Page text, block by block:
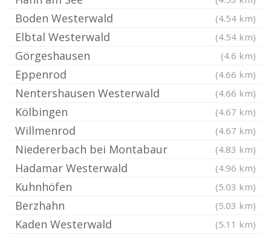
Boden Westerwald (4.54 km)
Elbtal Westerwald (4.54 km)
Görgeshausen (4.6 km)
Eppenrod (4.66 km)
Nentershausen Westerwald (4.66 km)
Kölbingen (4.67 km)
Willmenrod (4.67 km)
Niedererbach bei Montabaur (4.83 km)
Hadamar Westerwald (4.96 km)
Kuhnhöfen (5.03 km)
Berzhahn (5.03 km)
Kaden Westerwald (5.11 km)